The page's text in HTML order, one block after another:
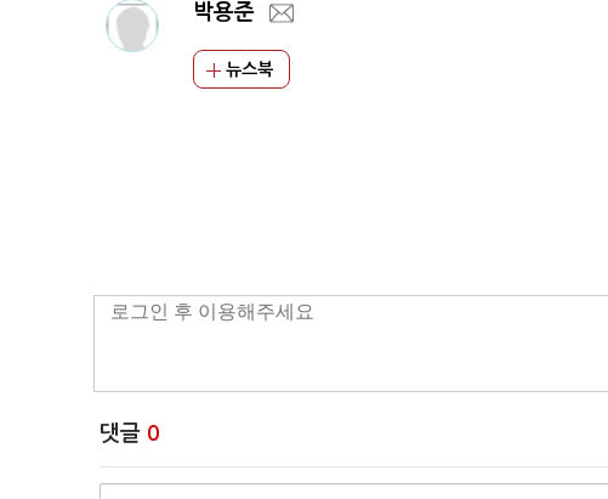
박용준
뉴스북
댓글 0